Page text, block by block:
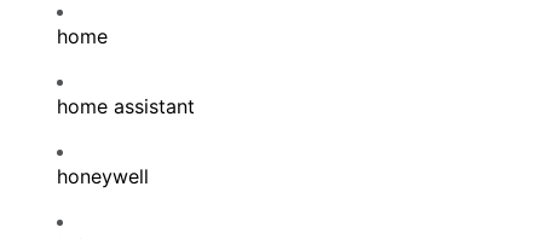
home
home assistant
honeywell